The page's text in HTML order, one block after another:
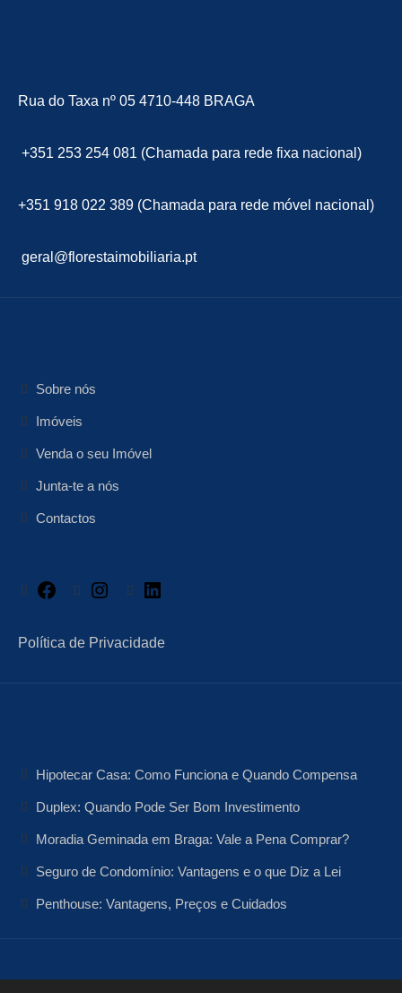
Rua do Taxa nº 05 4710-448 BRAGA
+351 253 254 081 (Chamada para rede fixa nacional)
+351 918 022 389 (Chamada para rede móvel nacional)
geral@florestaimobiliaria.pt
Sobre nós
Imóveis
Venda o seu Imóvel
Junta-te a nós
Contactos
Facebook Instagram
Política de Privacidade
Hipotecar Casa: Como Funciona e Quando Compensa
Duplex: Quando Pode Ser Bom Investimento
Moradia Geminada em Braga: Vale a Pena Comprar?
Seguro de Condomínio: Vantagens e o que Diz a Lei
Penthouse: Vantagens, Preços e Cuidados